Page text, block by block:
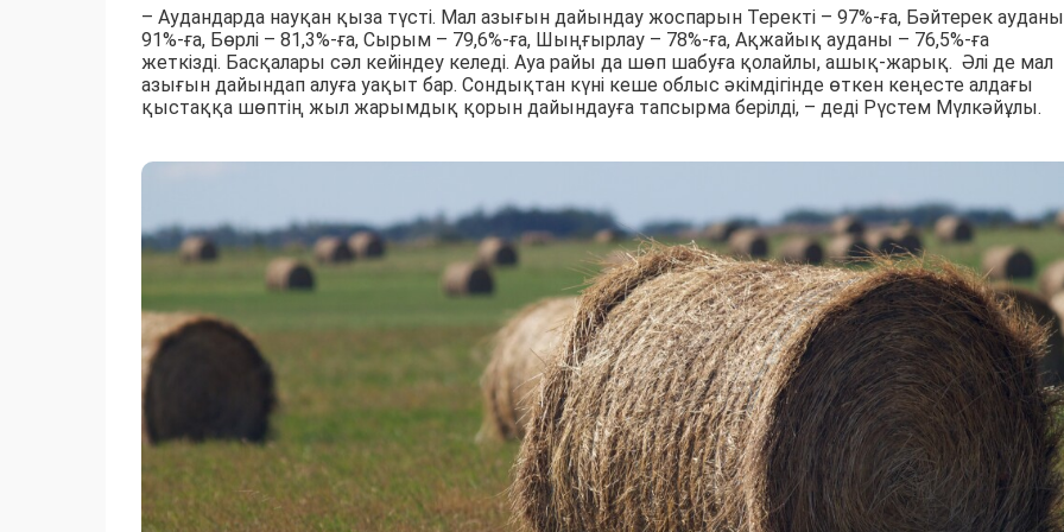
– Аудандарда науқан қыза түсті. Мал азығын дайындау жоспарын Теректі – 97%-ға, Бәйтерек
91%-ға, Бөрлі – 81,3%-ға, Сырым – 79,6%-ға, Шыңғырлау – 78%-ға, Ақжайық ауданы – 76,5%-ға
жеткізді. Басқалары сәл кейіндеу келеді. Ауа райы да шөп шабуға қолайлы, ашық-жарық. Әлі де мал
азығын дайындап алуға уақыт бар. Сондықтан күні кеше облыс әкімдігінде өткен кеңесте алдағы
қыстаққа шөптің жыл жарымдық қорын дайындауға тапсырма берілді, – деді Рүстем Мүлкәйұлы.